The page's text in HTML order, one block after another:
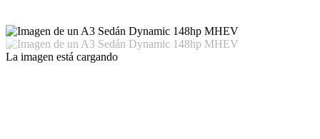
La imagen está cargando